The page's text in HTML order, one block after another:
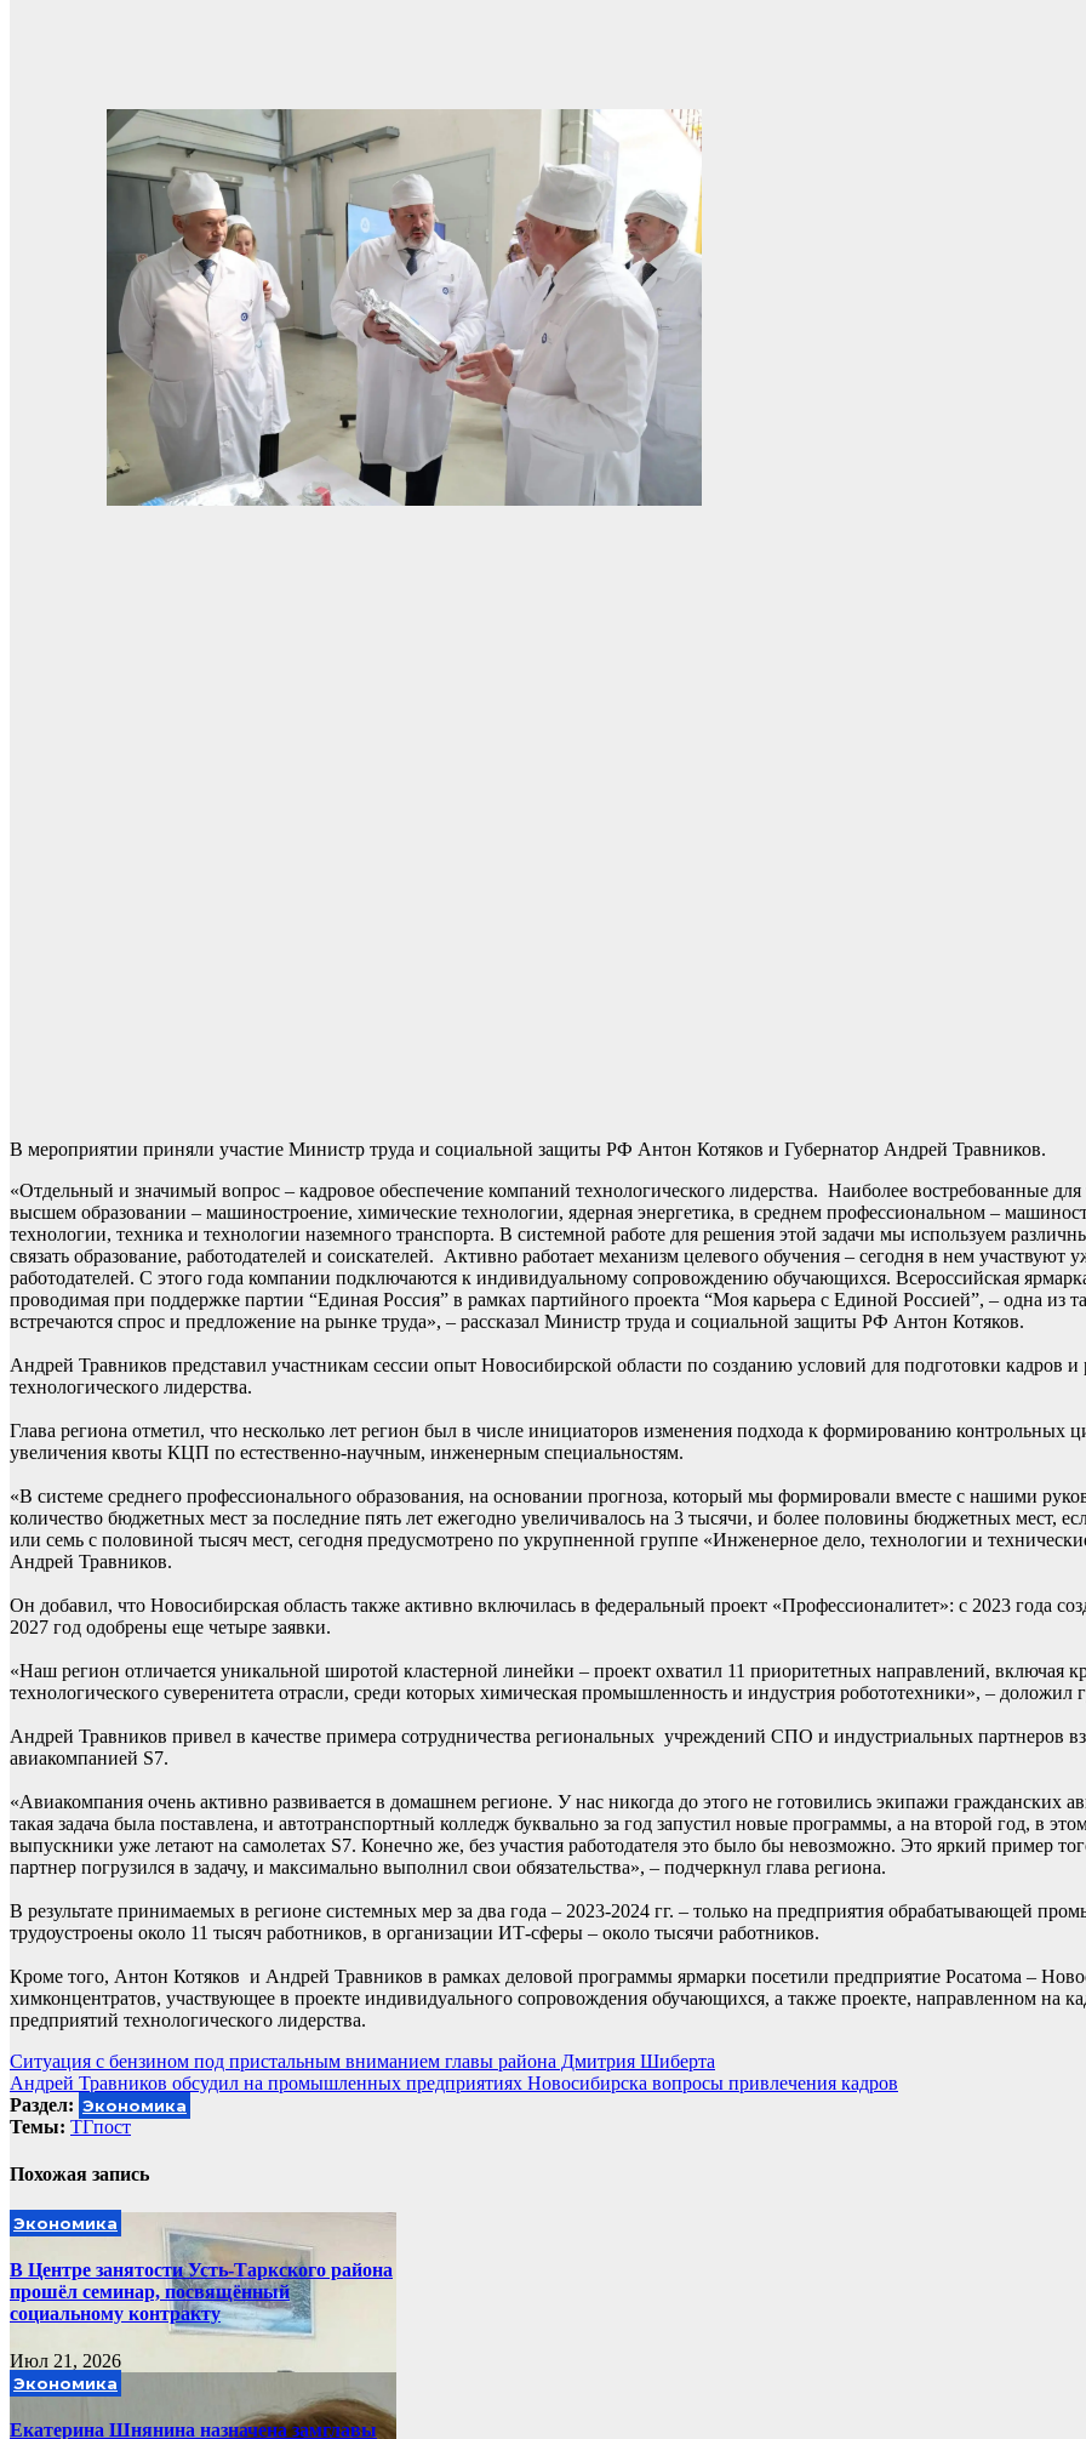
В мероприятии приняли участие Министр труда и социальной защиты РФ Антон Котяков и Губернатор Андрей Травников.
«Отдельный и значимый вопрос – кадровое обеспечение компаний технологического лидерства. Наиболее востребованные для
высшем образовании – машиностроение, химические технологии, ядерная энергетика, в среднем профессиональном –
технологии, техника и технологии наземного транспорта. В системной работе для решения этой задачи мы используем
связать образование, работодателей и соискателей. Активно работает механизм целевого обучения – сегодня в нем участвуют
работодателей. С этого года компании подключаются к индивидуальному сопровождению обучающихся. Всероссийская
проводимая при поддержке партии “Единая Россия” в рамках партийного проекта “Моя карьера с Единой Россией”, – одна из
встречаются спрос и предложение на рынке труда», – рассказал Министр труда и социальной защиты РФ Антон Котяков.
Андрей Травников представил участникам сессии опыт Новосибирской области по созданию условий для подготовки кадров и
технологического лидерства.
Глава региона отметил, что несколько лет регион был в числе инициаторов изменения подхода к формированию контрольных
увеличения квоты КЦП по естественно-научным, инженерным специальностям.
«В системе среднего профессионального образования, на основании прогноза, который мы формировали вместе с нашими
количество бюджетных мест за последние пять лет ежегодно увеличивалось на 3 тысячи, и более половины бюджетных мест,
или семь с половиной тысяч мест, сегодня предусмотрено по укрупненной группе «Инженерное дело, технологии и
Андрей Травников.
Он добавил, что Новосибирская область также активно включилась в федеральный проект «Профессионалитет»: с 2023 года
2027 год одобрены еще четыре заявки.
«Наш регион отличается уникальной широтой кластерной линейки – проект охватил 11 приоритетных направлений, включая
технологического суверенитета отрасли, среди которых химическая промышленность и индустрия робототехники», – доложил
Андрей Травников привел в качестве примера сотрудничества региональных учреждений СПО и индустриальных партнеров
авиакомпанией S7.
«Авиакомпания очень активно развивается в домашнем регионе. У нас никогда до этого не готовились экипажи гражданских
такая задача была поставлена, и автотранспортный колледж буквально за год запустил новые программы, а на второй год, в
выпускники уже летают на самолетах S7. Конечно же, без участия работодателя это было бы невозможно. Это яркий пример
партнер погрузился в задачу, и максимально выполнил свои обязательства», – подчеркнул глава региона.
В результате принимаемых в регионе системных мер за два года – 2023-2024 гг. – только на предприятия обрабатывающей
трудоустроены около 11 тысяч работников, в организации ИТ-сферы – около тысячи работников.
Кроме того, Антон Котяков и Андрей Травников в рамках деловой программы ярмарки посетили предприятие Росатома –
химконцентратов, участвующее в проекте индивидуального сопровождения обучающихся, а также проекте, направленном на
предприятий технологического лидерства.
Навигация
по
записям
Ситуация с бензином под пристальным вниманием главы района Дмитрия Шиберта
Андрей Травников обсудил на промышленных предприятиях Новосибирска вопросы привлечения кадров
Раздел: Экономика
Темы: ТГпост
Похожая запись
Экономика
В Центре занятости Усть-Таркского района
прошёл семинар, посвящённый
социальному контракту
Июл 21, 2026
Экономика
Екатерина Шнянина назначена замглавы